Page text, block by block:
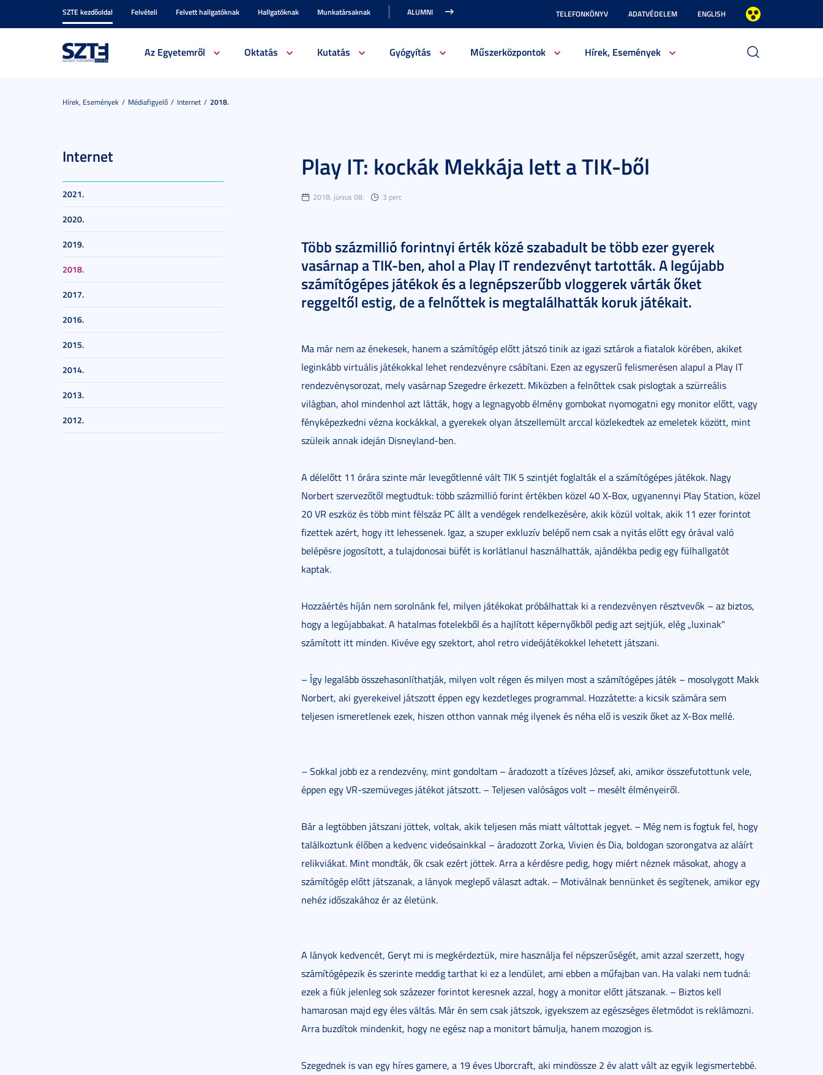
SZTE kezdőoldal Felvételi Felvett hallgatóknak Hallgatóknak Munkatársaknak ALUMNI TELEFONKÖNYV ADATVÉDELEM ENGLISH
Az Egyetemről Oktatás Kutatás Gyógyítás Műszerközpontok Hírek, Események
Hírek, Események Médiafigyelő Internet 2018.
Internet
2021.
2020.
2019.
2018.
2017.
2016.
2015.
2014.
2013.
2012.
Play IT: kockák Mekkája lett a TIK-ből
2018. június 08. 3 perc
Több százmillió forintnyi érték közé szabadult be több ezer gyerek
vasárnap a TIK-ben, ahol a Play IT rendezvényt tartották. A legújabb
számítógépes játékok és a legnépszerűbb vloggerek várták őket
reggeltől estig, de a felnőttek is megtalálhatták koruk játékait.
Ma már nem az énekesek, hanem a számítógép előtt játszó tinik az igazi sztárok a fiatalok körében, akiket
leginkább virtuális játékokkal lehet rendezvényre csábítani. Ezen az egyszerű felismerésen alapul a Play IT
rendezvénysorozat, mely vasárnap Szegedre érkezett. Miközben a felnőttek csak pislogtak a szürreális
világban, ahol mindenhol azt látták, hogy a legnagyobb élmény gombokat nyomogatni egy monitor előtt, vagy
fényképezkedni vézna kockákkal, a gyerekek olyan átszellemült arccal közlekedtek az emeletek között, mint
szüleik annak ideján Disneyland-ben.
A délelőtt 11 órára szinte már levegőtlenné vált TIK 5 szintjét foglalták el a számítógépes játékok. Nagy
Norbert szervezőtől megtudtuk: több százmillió forint értékben közel 40 X-Box, ugyanennyi Play Station, közel
20 VR eszköz és több mint félszáz PC állt a vendégek rendelkezésére, akik közül voltak, akik 11 ezer forintot
fizettek azért, hogy itt lehessenek. Igaz, a szuper exkluzív belépő nem csak a nyitás előtt egy órával való
belépésre jogosított, a tulajdonosai büfét is korlátlanul használhatták, ajándékba pedig egy fülhallgatót
kaptak.
Hozzáértés híján nem sorolnánk fel, milyen játékokat próbálhattak ki a rendezvényen résztvevők – az biztos,
hogy a legújabbakat. A hatalmas fotelekből és a hajlított képernyőkből pedig azt sejtjük, elég „luxinak"
számított itt minden. Kivéve egy szektort, ahol retro videójátékokkel lehetett játszani.
– Így legalább összehasonlíthatják, milyen volt régen és milyen most a számítógépes játék – mosolygott Makk
Norbert, aki gyerekeivel játszott éppen egy kezdetleges programmal. Hozzátette: a kicsik számára sem
teljesen ismeretlenek ezek, hiszen otthon vannak még ilyenek és néha elő is veszik őket az X-Box mellé.
– Sokkal jobb ez a rendezvény, mint gondoltam – áradozott a tízéves József, aki, amikor összefutottunk vele,
éppen egy VR-szemüveges játékot játszott. – Teljesen valóságos volt – mesélt élményeiről.
Bár a legtöbben játszani jöttek, voltak, akik teljesen más miatt váltottak jegyet. – Még nem is fogtuk fel, hogy
találkoztunk élőben a kedvenc videósainkkal – áradozott Zorka, Vivien és Dia, boldogan szorongatva az aláírt
relikviákat. Mint mondták, ők csak ezért jöttek. Arra a kérdésre pedig, hogy miért néznek másokat, ahogy a
számítógép előtt játszanak, a lányok meglepő választ adtak. – Motiválnak bennünket és segítenek, amikor egy
nehéz időszakához ér az életünk.
A lányok kedvencét, Geryt mi is megkérdeztük, mire használja fel népszerűségét, amit azzal szerzett, hogy
számítógépezik és szerinte meddig tarthat ki ez a lendület, ami ebben a műfajban van. Ha valaki nem tudná:
ezek a fiúk jelenleg sok százezer forintot keresnek azzal, hogy a monitor előtt játszanak. – Biztos kell
hamarosan majd egy éles váltás. Már én sem csak játszok, igyekszem az egészséges életmódot is reklámozni.
Arra buzdítok mindenkit, hogy ne egész nap a monitort bámulja, hanem mozogjon is.
Szegednek is van egy híres gamere, a 19 éves Uborcraft, aki mindössze 2 év alatt vált az egyik legismertebbé.